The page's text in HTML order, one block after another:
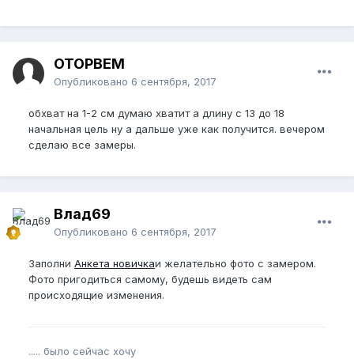
OTOPBEM
Опубликовано 6 сентября, 2017
обхват на 1-2 см думаю хватит а длину с 13 до 18
начальная цель ну а дальше уже как получится. вечером
сделаю все замеры.
Влад69
Опубликовано 6 сентября, 2017
Заполни Анкета новичкаи желательно фото с замером.
Фото пригодиться самому, будешь видеть сам
происходящие изменения.
..... было сейчас хочу